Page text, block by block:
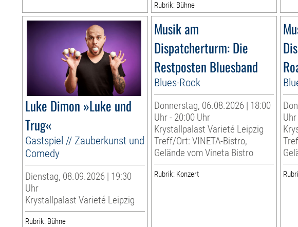
Rubrik: Bühne
Luke Dimon »Luke und
Trug«
Gastspiel // Zauberkunst und
Comedy
Dienstag, 08.09.2026 | 19:30
Uhr
Krystallpalast Varieté Leipzig
Rubrik: Bühne
Musik am
Dispatcherturm: Die
Restposten Bluesband
Blues-Rock
Donnerstag, 06.08.2026 | 18:00
Uhr - 20:00 Uhr
Krystallpalast Varieté Leipzig
Treff/Ort: VINETA-Bistro,
Gelände vom Vineta Bistro
Rubrik: Konzert